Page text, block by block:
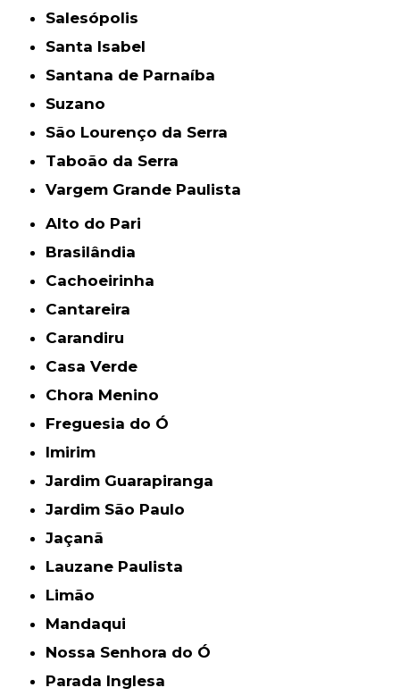
Salesópolis
Santa Isabel
Santana de Parnaíba
Suzano
São Lourenço da Serra
Taboão da Serra
Vargem Grande Paulista
Alto do Pari
Brasilândia
Cachoeirinha
Cantareira
Carandiru
Casa Verde
Chora Menino
Freguesia do Ó
Imirim
Jardim Guarapiranga
Jardim São Paulo
Jaçanã
Lauzane Paulista
Limão
Mandaqui
Nossa Senhora do Ó
Parada Inglesa